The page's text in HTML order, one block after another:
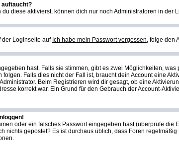
auftaucht?
du diese aktivierst, können dich nur noch Administratoren in der
der Loginseite auf Ich habe mein Passwort vergessen, folge den
hast. Falls sie stimmen, gibt es zwei Möglichkeiten,
Falls dies nicht der Fall ist, braucht dein Account eine
Beim Registrieren wird dir gesagt, ob eine
korrekt war. Ein Grund für den Gebrauch der Account-
oder ein falsches Passwort eingegeben hast (überprüfe
nichts gepostet? Es ist durchaus üblich, dass Foren